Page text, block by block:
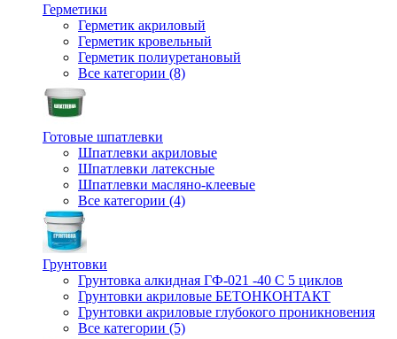
Герметики
Герметик акриловый
Герметик кровельный
Герметик полиуретановый
Все категории (8)
Готовые шпатлевки
Шпатлевки акриловые
Шпатлевки латексные
Шпатлевки масляно-клеевые
Все категории (4)
Грунтовки
Грунтовка алкидная ГФ-021 -40 С 5 циклов
Грунтовки акриловые БЕТОНКОНТАКТ
Грунтовки акриловые глубокого проникновения
Все категории (5)